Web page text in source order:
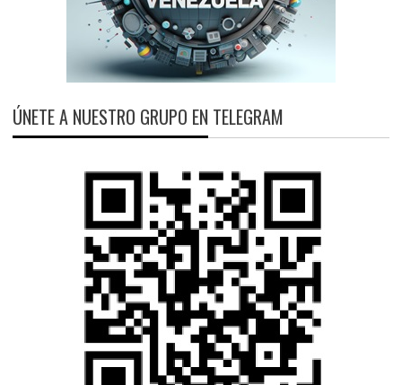
ÚNETE A NUESTRO GRUPO EN TELEGRAM